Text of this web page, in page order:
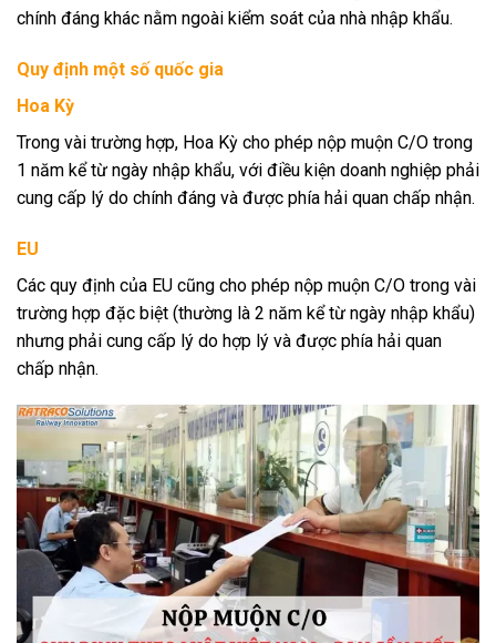
chính đáng khác nằm ngoài kiểm soát của nhà nhập khẩu.
Quy định một số quốc gia
Hoa Kỳ
Trong vài trường hợp, Hoa Kỳ cho phép nộp muộn C/O trong
1 năm kể từ ngày nhập khẩu, với điều kiện doanh nghiệp phải
cung cấp lý do chính đáng và được phía hải quan chấp nhận.
EU
Các quy định của EU cũng cho phép nộp muộn C/O trong vài
trường hợp đặc biệt (thường là 2 năm kể từ ngày nhập khẩu)
nhưng phải cung cấp lý do hợp lý và được phía hải quan
chấp nhận.